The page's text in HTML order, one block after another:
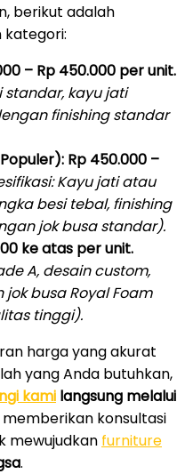
berikut adalah
– Rp 450.000 per unit.
standar, kayu jati
finishing standar
Rp 450.000 –
Kayu jati atau
besi tebal, finishing
jok busa standar).
ke atas per unit.
A, desain custom,
busa Royal Foam
tinggi).
harga yang akurat
yang Anda butuhkan,
kami langsung melalui
memberikan konsultasi
mewujudkan furniture
.